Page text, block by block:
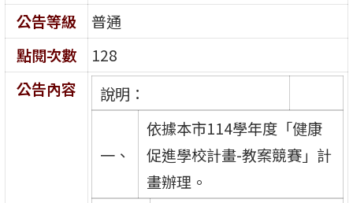
公告等級
普通
點閱次數
128
公告內容
說明：
一、
依據本市114學年度「健康
促進學校計畫-教案競賽」計
畫辦理。